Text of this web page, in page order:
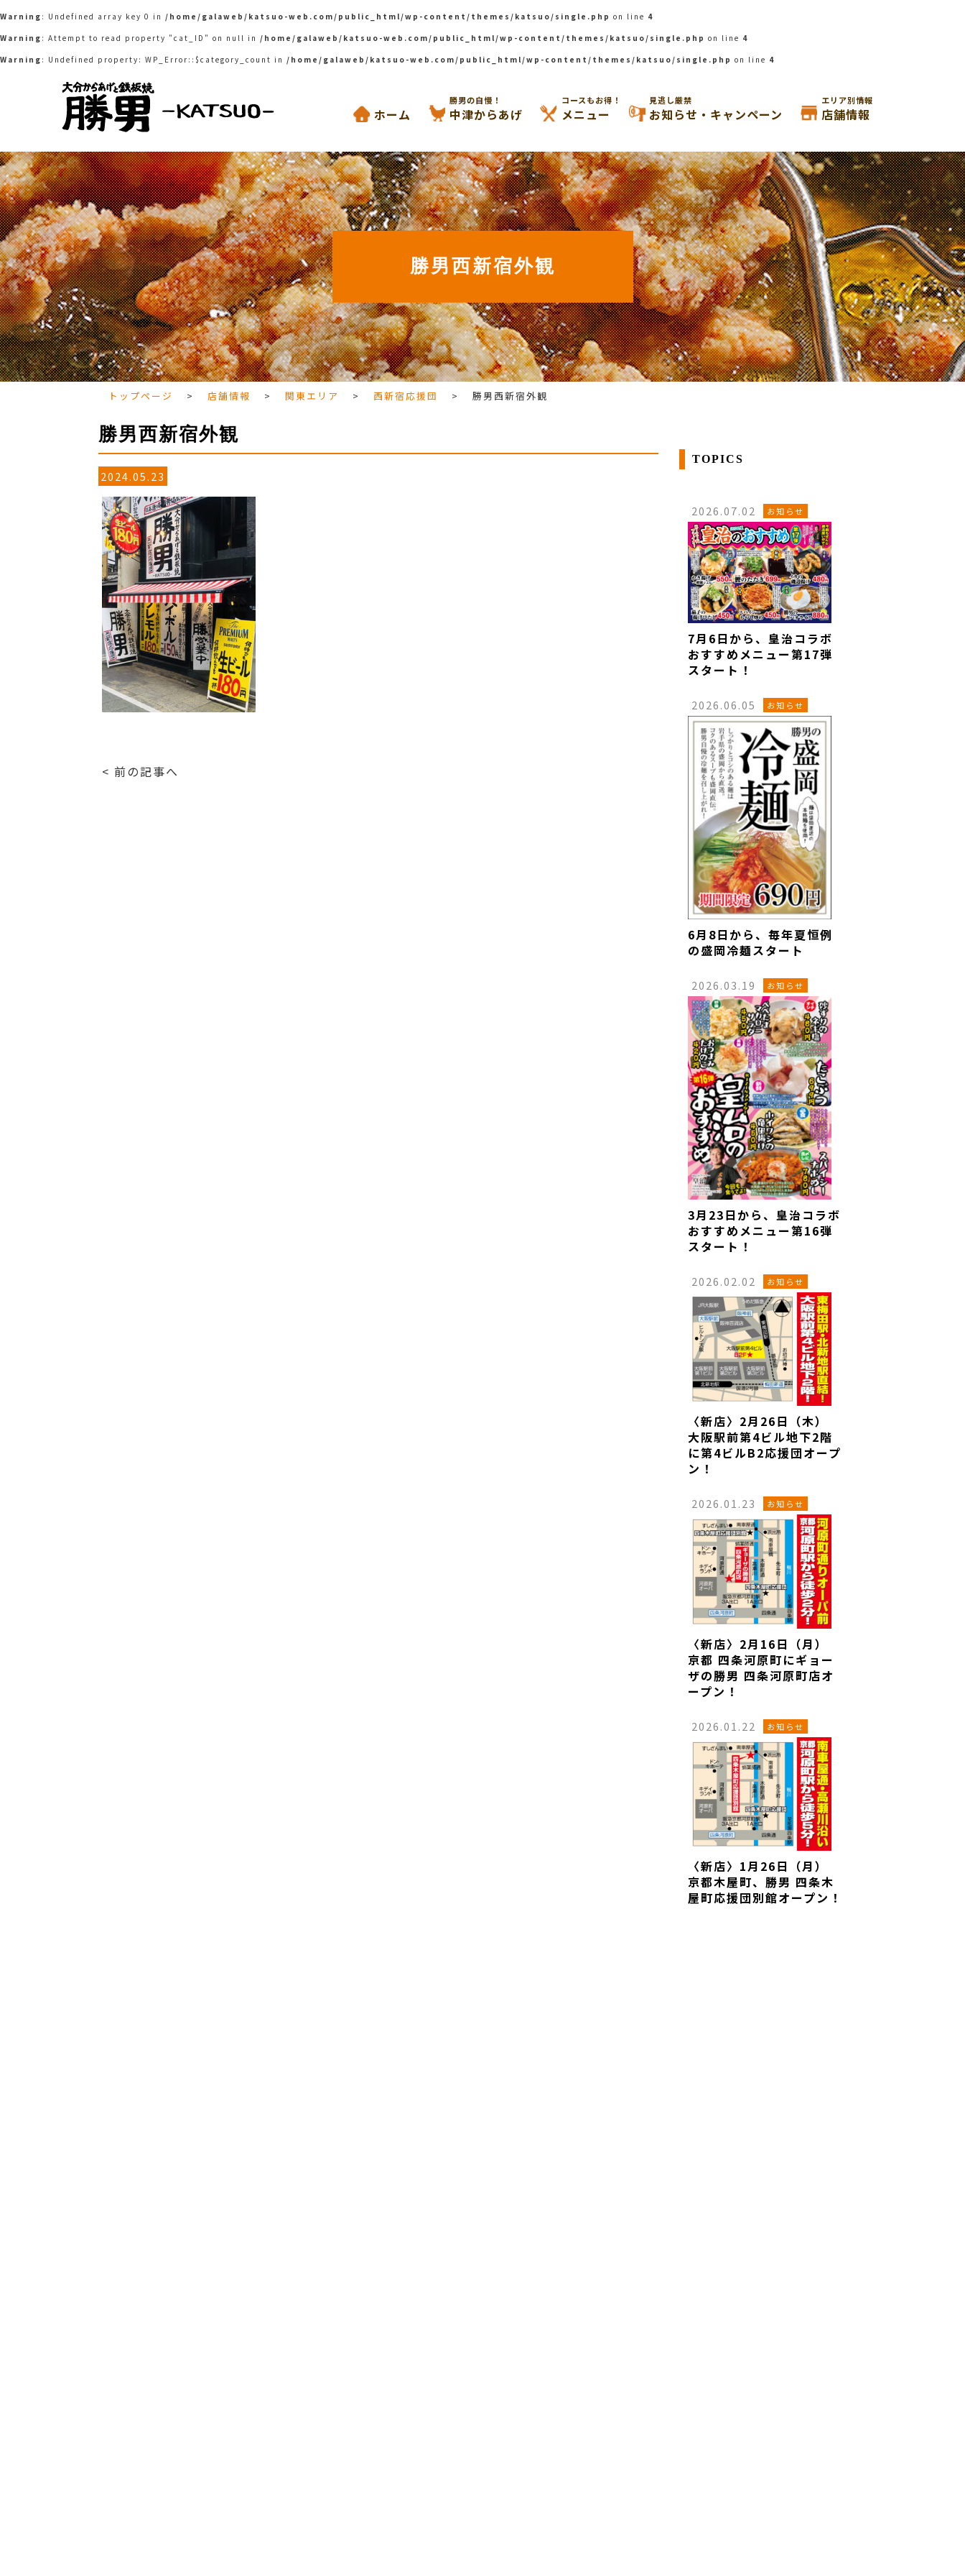
Warning : Undefined array key 0 in /home/galaweb/katsuo-web.com/public_html/wp-content/themes/katsuo/single.php on line 4
Warning : Attempt to read property "cat_ID" on null in /home/galaweb/katsuo-web.com/public_html/wp-content/themes/katsuo/single.php on line 4
Warning : Undefined property: WP_Error::$category_count in /home/galaweb/katsuo-web.com/public_html/wp-content/themes/katsuo/single.php on line 4
ホーム
勝男の自慢！
中津からあげ
コースもお得！
メニュー
見逃し厳禁
お知らせ・キャンペーン
エリア別情報
店舗情報
勝男西新宿外観
トップページ > 店舗情報 > 関東エリア > 西新宿応援団 > 勝男西新宿外観
勝男西新宿外観
2024.05.23
< 前の記事へ
TOPICS
2026.07.02 お知らせ
7月6日から、皇治コラボ
おすすめメニュー第17弾
スタート！
2026.06.05 お知らせ
6月8日から、毎年夏恒例
の盛岡冷麺スタート
2026.03.19 お知らせ
3月23日から、皇治コラボ
おすすめメニュー第16弾
スタート！
2026.02.02 お知らせ
〈新店〉2月26日（木）
大阪駅前第4ビル地下2階
に第4ビルB2応援団オープ
ン！
2026.01.23 お知らせ
〈新店〉2月16日（月）
京都 四条河原町にギョー
ザの勝男 四条河原町店オ
ープン！
2026.01.22 お知らせ
〈新店〉1月26日（月）
京都木屋町、勝男 四条木
屋町応援団別館オープン！